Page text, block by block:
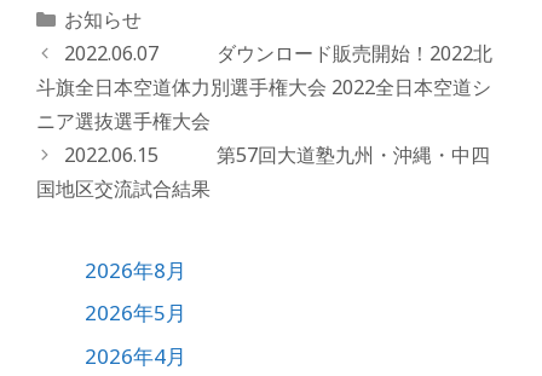
カ
テ
ゴ
リ
ー
お知らせ
2022.06.07 ダウンロード販売開始！2022北
斗旗全日本空道体力別選手権大会 2022全日本空道シ
ニア選抜選手権大会
2022.06.15 第57回大道塾九州・沖縄・中四
国地区交流試合結果
2026年8月
2026年5月
2026年4月